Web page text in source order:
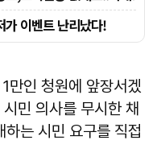
만인 청원에 앞장서겠
민 의사를 무시한 채
는 시민 요구를 직접